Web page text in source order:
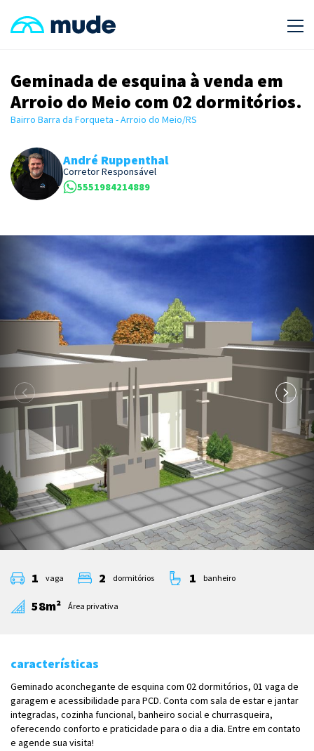
Geminada de esquina à venda em
Arroio do Meio com 02 dormitórios.
Bairro Barra da Forqueta - Arroio do Meio/RS
André Ruppenthal
Corretor Responsável
5551984214889
1 vaga 2 dormitórios 1 banheiro
58m² Área privativa
características
Geminado aconchegante de esquina com 02 dormitórios, 01 vaga de
garagem e acessibilidade para PCD. Conta com sala de estar e jantar
integradas, cozinha funcional, banheiro social e churrasqueira,
oferecendo conforto e praticidade para o dia a dia. Entre em contato
e agende sua visita!